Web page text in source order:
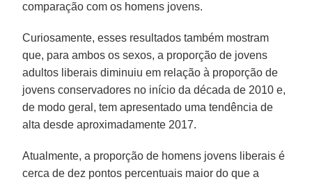
comparação com os homens jovens.
Curiosamente, esses resultados também mostram
que, para ambos os sexos, a proporção de jovens
adultos liberais diminuiu em relação à proporção de
jovens conservadores no início da década de 2010 e,
de modo geral, tem apresentado uma tendência de
alta desde aproximadamente 2017.
Atualmente, a proporção de homens jovens liberais é
cerca de dez pontos percentuais maior do que a